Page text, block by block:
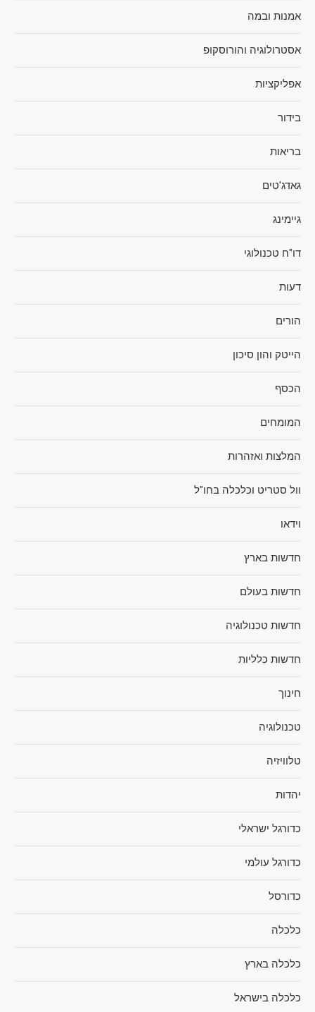
אמנות ובמה
אסטרולוגיה והורוסקופ
אפליקציות
בידור
בריאות
גאדג'טים
גיימינג
דו"ח טכנולוגי
דעות
הורים
הייטק והון סיכון
הכסף
המומחים
המלצות ואזהרות
וול סטריט וכלכלה בחו"ל
וידאו
חדשות בארץ
חדשות בעולם
חדשות טכנולוגיה
חדשות כלליות
חינוך
טכנולוגיה
טלוויזיה
יהדות
כדורגל ישראלי
כדורגל עולמי
כדורסל
כלכלה
כלכלה בארץ
כלכלה בישראל